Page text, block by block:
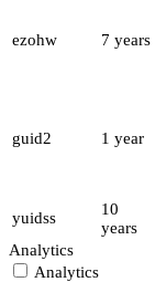
ezohw 7 years
guid2 1 year
yuidss
10
years
Analytics
Analytics